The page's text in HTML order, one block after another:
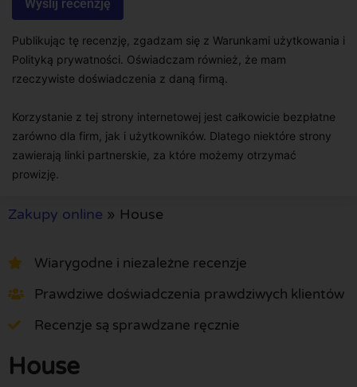
Publikując tę recenzję, zgadzam się z Warunkami użytkowania i
Polityką prywatności. Oświadczam również, że mam
rzeczywiste doświadczenia z daną firmą.
Korzystanie z tej strony internetowej jest całkowicie bezpłatne
zarówno dla firm, jak i użytkowników. Dlatego niektóre strony
zawierają linki partnerskie, za które możemy otrzymać
prowizję.
Zakupy online » House
Wiarygodne i niezależne recenzje
Prawdziwe doświadczenia prawdziwych klientów
Recenzje są sprawdzane ręcznie
House